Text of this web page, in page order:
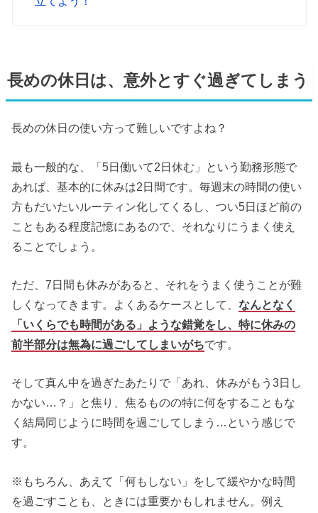
長めの休日は、意外とすぐ過ぎてしまう
長めの休日の使い方って難しいですよね？
最も一般的な、「5日働いて2日休む」という勤務形態で
あれば、基本的に休みは2日間です。毎週末の時間の使い
方もだいたいルーティン化してくるし、つい5日ほど前の
こともある程度記憶にあるので、それなりにうまく使え
ることでしょう。
ただ、7日間も休みがあると、それをうまく使うことが難
しくなってきます。よくあるケースとして、なんとなく
「いくらでも時間がある」ような錯覚をし、特に休みの
前半部分は無為に過ごしてしまいがちです。
そして真ん中を過ぎたあたりで「あれ、休みがもう3日し
かない…？」と焦り、焦るものの特に何をすることもな
く結局同じように時間を過ごしてしまう…という感じで
す。
※もちろん、あえて「何もしない」をして緩やかな時間
を過ごすことも、ときには重要かもしれません。例え